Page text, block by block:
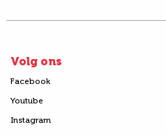
Volg ons
Facebook
Youtube
Instagram